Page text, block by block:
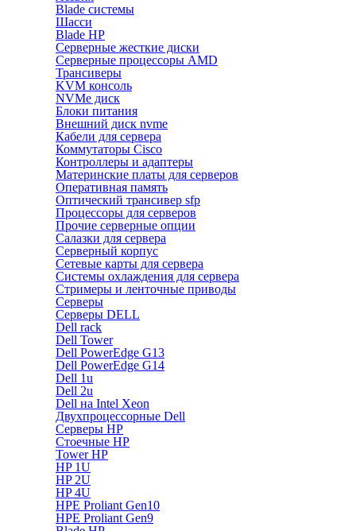
Blade системы
Шасси
Blade HP
Серверные жесткие диски
Серверные процессоры AMD
Трансиверы
KVM консоль
NVMe диск
Блоки питания
Внешний диск nvme
Кабели для сервера
Коммутаторы Cisco
Контроллеры и адаптеры
Материнские платы для серверов
Оперативная память
Оптический трансивер sfp
Процессоры для серверов
Прочие серверные опции
Салазки для сервера
Серверный корпус
Сетевые карты для сервера
Системы охлаждения для сервера
Стримеры и ленточные приводы
Серверы
Серверы DELL
Dell rack
Dell Tower
Dell PowerEdge G13
Dell PowerEdge G14
Dell 1u
Dell 2u
Dell на Intel Xeon
Двухпроцессорные Dell
Серверы HP
Стоечные HP
Tower HP
HP 1U
HP 2U
HP 4U
HPE Proliant Gen10
HPE Proliant Gen9